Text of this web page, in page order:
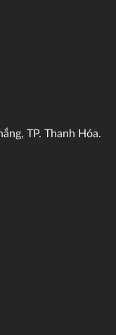
TP. Thanh Hóa.